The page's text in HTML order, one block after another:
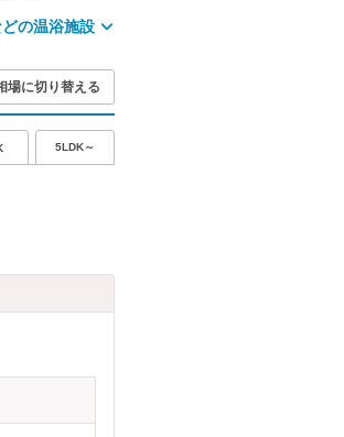
の温浴施設
場に切り替える
5LDK～